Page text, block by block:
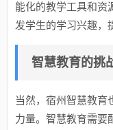
能化的教学工具和资
发学生的学习兴趣，
智慧教育的挑
当然，宿州智慧教育
力量。智慧教育需要